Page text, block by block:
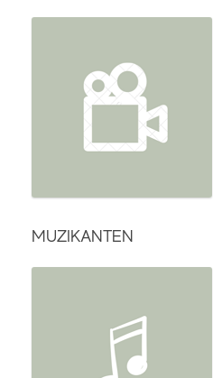
MUZIKANTEN